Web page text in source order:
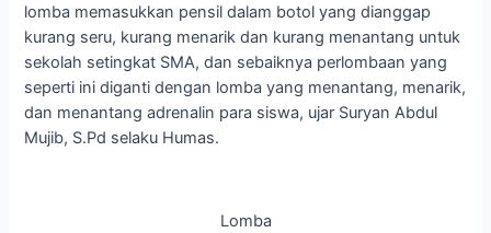
lomba memasukkan pensil dalam botol yang dianggap
kurang seru, kurang menarik dan kurang menantang untuk
sekolah setingkat SMA, dan sebaiknya perlombaan yang
seperti ini diganti dengan lomba yang menantang, menarik,
dan menantang adrenalin para siswa, ujar Suryan Abdul
Mujib, S.Pd selaku Humas.
Lomba